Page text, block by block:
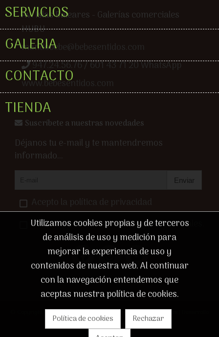
SERVICIOS
GALERIA
CONTACTO
TIENDA
Av. Islas Baleares - Galerías comerciales
HUBU
mundobebe@bebesentidos.com
947.24.56.76 / 601 43 71 20 WhatsApp
www.bebesentidos.com
Suscríbete a nuestras novedades
Déjanos tu e-mail y te mantendremos
informado...
Enviar
Acepto la política de privacidad
Acepto recibir comunicaciones comerciales.
© Copyright 2026 |Aviso legal|Política de privacidad|Cookies
Utilizamos cookies propias y de terceros
de análisis de uso y medición para
mejorar la experiencia de uso y
contenidos de nuestra web. Al continuar
con la navegación entendemos que
aceptas nuestra política de cookies.
Política de cookies
Rechazar